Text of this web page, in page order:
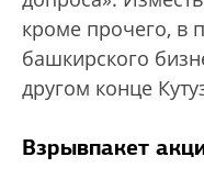
кроме прочего, в
башкирского
другом конце
Взрывпакет